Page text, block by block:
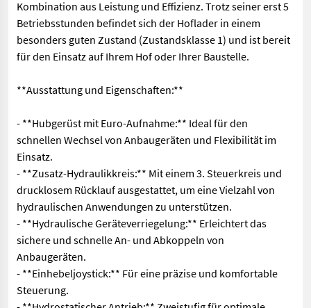
Kombination aus Leistung und Effizienz. Trotz seiner erst 5
Betriebsstunden befindet sich der Hoflader in einem
besonders guten Zustand (Zustandsklasse 1) und ist bereit
für den Einsatz auf Ihrem Hof oder Ihrer Baustelle.
**Ausstattung und Eigenschaften:**
- **Hubgerüst mit Euro-Aufnahme:** Ideal für den
schnellen Wechsel von Anbaugeräten und Flexibilität im
Einsatz.
- **Zusatz-Hydraulikkreis:** Mit einem 3. Steuerkreis und
drucklosem Rücklauf ausgestattet, um eine Vielzahl von
hydraulischen Anwendungen zu unterstützen.
- **Hydraulische Geräteverriegelung:** Erleichtert das
sichere und schnelle An- und Abkoppeln von
Anbaugeräten.
- **Einhebeljoystick:** Für eine präzise und komfortable
Steuerung.